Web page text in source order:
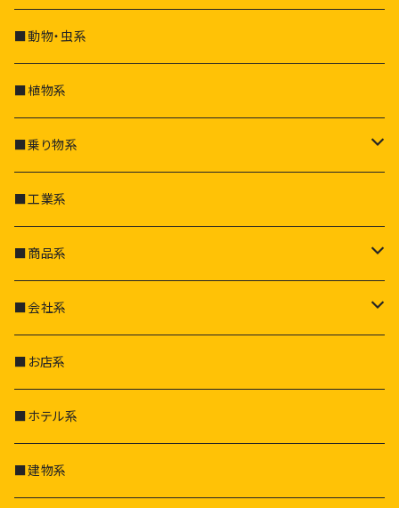
■動物・虫系
■植物系
■乗り物系
自動車
部品・パーツ
飛行機
船
トラック
列車
重機
■工業系
■商品系
ドリンク
お酒／タバコ
家電・家具
日用品
■会社系
電気会社
工業会社
建築会社
■お店系
■ホテル系
■建物系